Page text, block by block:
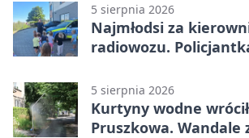
5 sierpnia 2026
Najmłodsi za
radiowozu.
5 sierpnia 2026
Kurtyny wodne
Pruszkowa. Wandale